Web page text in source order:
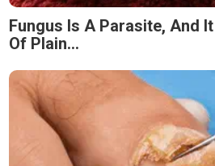
Fungus Is A Parasite, And
Of Plain...